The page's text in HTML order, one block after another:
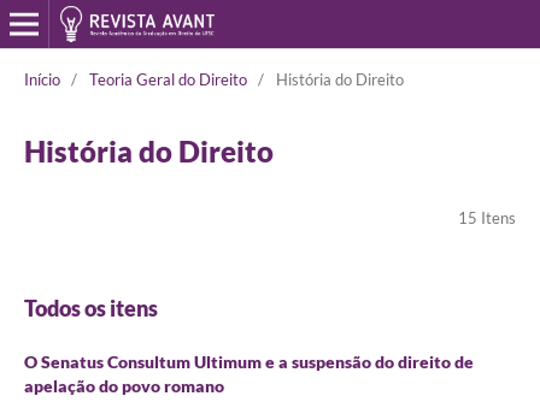
Início / Teoria Geral do Direito / História do Direito
História do Direito
15 Itens
Todos os itens
O Senatus Consultum Ultimum e a suspensão do direito de
apelação do povo romano